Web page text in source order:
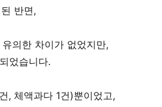
반면,
의한 차이가 없었지만,
되었습니다.
, 체액과다 1건)뿐이었고,